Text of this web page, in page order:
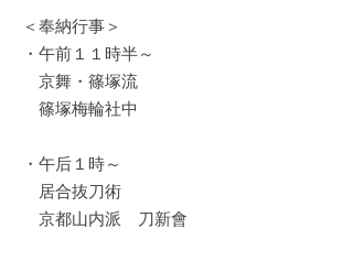
＜奉納行事＞
・午前１１時半～
京舞・篠塚流
篠塚梅輪社中
・午后１時～
居合抜刀術
京都山内派 刀新會